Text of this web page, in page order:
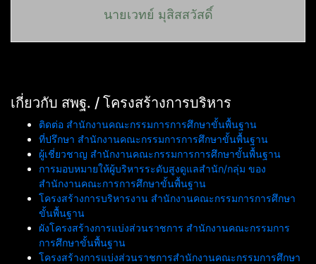
นายเวทย์ มุสิสสวัสดิ์
เกี่ยวกับ สพฐ. / โครงสร้างการบริหาร
ติดต่อ สำนักงานคณะกรรมการการศึกษาขั้นพื้นฐาน
ที่ปรึกษา สำนักงานคณะกรรมการการศึกษาขั้นพื้นฐาน
ผู้เชี่ยวชาญ สำนักงานคณะกรรมการการศึกษาขั้นพื้นฐาน
การมอบหมายให้ผู้บริหารระดับสูงดูแลสำนัก/กลุ่ม ของ
สำนักงานคณะการการศึกษาขั้นพื้นฐาน
โครงสร้างการบริหารงาน สำนักงานคณะกรรมการการศึกษา
ขั้นพื้นฐาน
ผังโครงสร้างการแบ่งส่วนราชการ สำนักงานคณะกรรมการ
การศึกษาขั้นพื้นฐาน
โครงสร้างการแบ่งส่วนราชการสำนักงานคณะกรรมการศึกษา